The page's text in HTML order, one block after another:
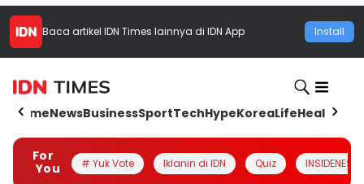
Baca artikel IDN Times lainnya di IDN App Install
HomeNewsBusinessSportTechHypeKoreaLifeHealth
For
You
# Yuk Vote Iklanin di IDN Quiz INSIDENESIA